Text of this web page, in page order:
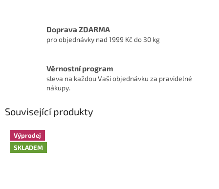
Doprava ZDARMA
pro objednávky nad 1999 Kč do 30 kg
Věrnostní program
sleva na každou Vaši objednávku za pravidelné
nákupy.
Související produkty
Výprodej
SKLADEM